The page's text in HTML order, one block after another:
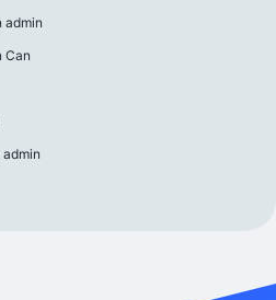
admin
Can
admin